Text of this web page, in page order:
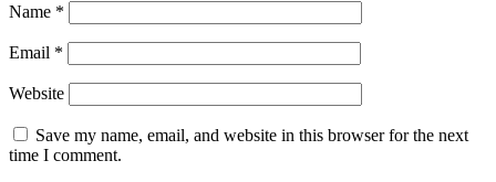
Name *
Email *
Website
Save my name, email, and website in this browser for the next
time I comment.